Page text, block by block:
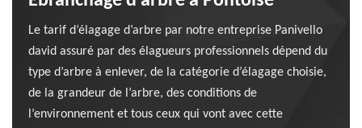
Le tarif d’élagage d’arbre par notre entreprise Panivello
david assuré par des élagueurs professionnels dépend du
type d’arbre à enlever, de la catégorie d’élagage choisie,
de la grandeur de l’arbre, des conditions de
l’environnement et tous ceux qui vont avec cette